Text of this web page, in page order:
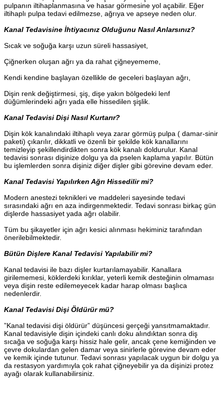
pulpanın iltihaplanmasına ve hasar görmesine yol açabilir. Eğer
iltihaplı pulpa tedavi edilmezse, ağrıya ve apseye neden olur.
Kanal Tedavisine İhtiyacınız Olduğunu Nasıl Anlarsınız?
Sıcak ve soğuğa karşı uzun süreli hassasiyet,
Çiğnerken oluşan ağrı ya da rahat çiğneyememe,
Kendi kendine başlayan özellikle de geceleri başlayan ağrı,
Dişin renk değiştirmesi, şiş, dişe yakın bölgedeki lenf
düğümlerindeki ağrı yada elle hissedilen şişlik.
Kanal Tedavisi Dişi Nasıl Kurtarır?
Dişin kök kanalındaki iltihaplı veya zarar görmüş pulpa ( damar-sinir
paketi) çıkarılır, dikkatli ve özenli bir şekilde kök kanallarını
temizleyip şekillendirdikten sonra kök kanalı doldurulur. Kanal
tedavisi sonrası dişinize dolgu ya da pselen kaplama yapılır. Bütün
bu işlemlerden sonra dişiniz diğer dişler gibi görevine devam eder.
Kanal Tedavisi Yapılırken Ağrı Hissedilir mi?
Modern anestezi teknikleri ve maddeleri sayesinde tedavi
sırasındaki ağrı en aza indirgenmektedir. Tedavi sonrası birkaç gün
dişlerde hassasiyet yada ağrı olabilir.
Tüm bu şikayetler için ağrı kesici alınması hekiminiz tarafından
önerilebilmektedir.
Bütün Dişlere Kanal Tedavisi Yapılabilir mi?
Kanal tedavisi ile bazı dişler kurtarılamayabilir. Kanallara
girilememesi, köklerdeki kırıklar, yeterli kemik desteğinin olmaması
veya dişin reste edilemeyecek kadar harap olması başlıca
nedenlerdir.
Kanal Tedavisi Dişi Öldürür mü?
”Kanal tedavisi dişi öldürür” düşüncesi gerçeği yansıtmamaktadır.
Kanal tedavisiyle dişin içindeki canlı doku alındıktan sonra diş
sıcağa ve soğuğa karşı hissiz hale gelir, ancak çene kemiğinden ve
çevre dokulardan gelen damar veya sinirlerle görevine devam eder
ve kemik içinde tutunur. Tedavi sonrası yapılacak uygun bir dolgu ya
da restasyon yardımıyla çok rahat çiğneyebilir ya da dişinizi protez
ayağı olarak kullanabilirsiniz.